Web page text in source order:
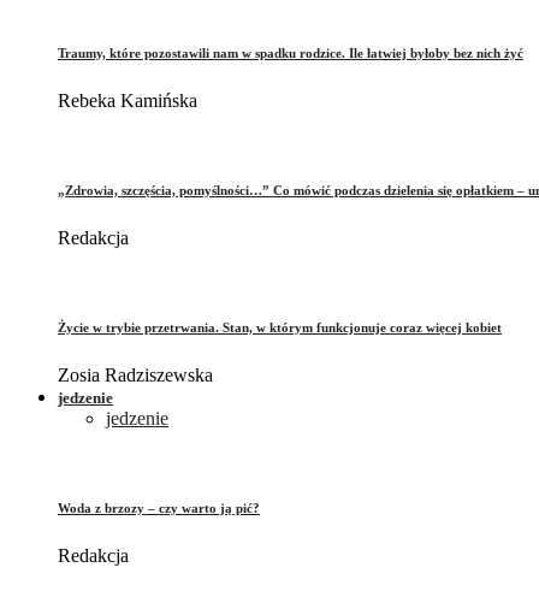
Traumy, które pozostawili nam w spadku rodzice. Ile łatwiej byłoby bez nich żyć
Rebeka Kamińska
„Zdrowia, szczęścia, pomyślności…” Co mówić podczas dzielenia się opłatkiem –
Redakcja
Życie w trybie przetrwania. Stan, w którym funkcjonuje coraz więcej kobiet
Zosia Radziszewska
jedzenie
jedzenie
Woda z brzozy – czy warto ją pić?
Redakcja